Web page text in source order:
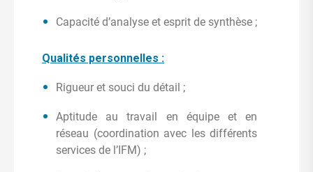
Capacité d’analyse et esprit de synthèse ;
Qualités personnelles :
Rigueur et souci du détail ;
Aptitude au travail en équipe et en
réseau (coordination avec les différents
services de l’IFM) ;